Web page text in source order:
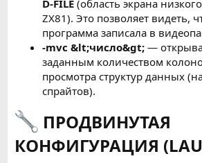
D-FILE (область экрана
ZX81). Это позволяет видеть,
программа записала в
-mvc &lt;число&gt; —
заданным количеством
просмотра структур данных
спрайтов).
ПРОДВИНУТАЯ
КОНФИГУРАЦИЯ